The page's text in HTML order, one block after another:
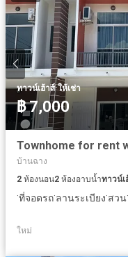
ทาวน์เฮ้าส์·ให้เช่า
฿ 7,000
บ้านฉาง
2 ห้องนอน2 ห้องอาบน้ำทาวน์เ
·ที่จอดรถ·ลานระเบียง·สวน·
ใหม่